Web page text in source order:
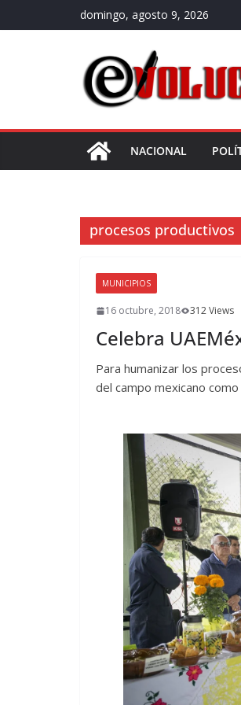
al
domingo, agosto 9, 2026
NACIONAL
procesos productivos
MUNICIPIOS
16 octubre, 2018 312 Views
Celebra
Para humanizar los
del campo mexicano